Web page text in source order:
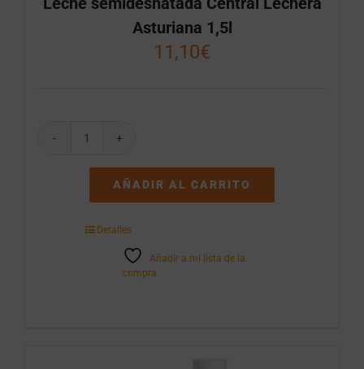
Asturiana 1,5l
11,10€
Leche
Central
Lechera
1,5l
AÑADIR AL CARRITO
Detalles
Añadir a mi lista de la
compra